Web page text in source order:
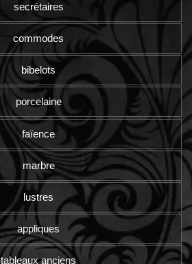
secrétaires
commodes
bibelots
porcelaine
faïence
marbre
lustres
appliques
tableaux anciens